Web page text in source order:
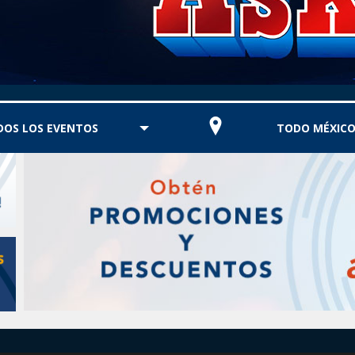
LOS EVENTOS TODO MÉXICO